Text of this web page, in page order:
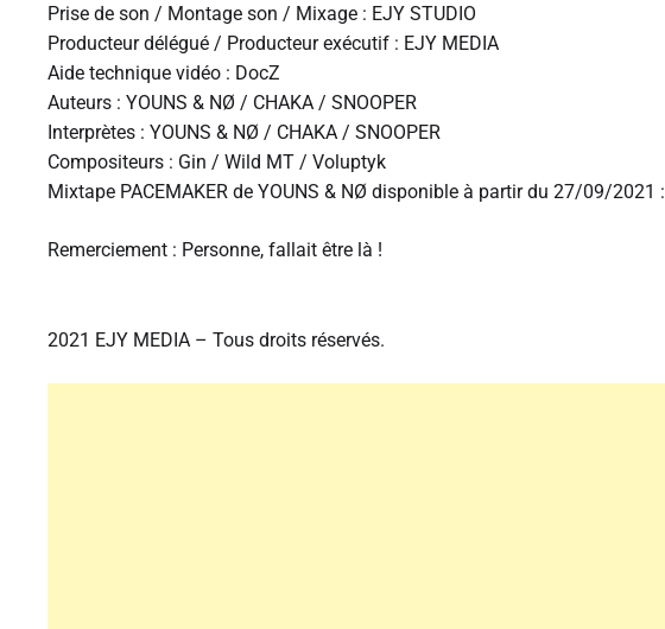
Prise de son / Montage son / Mixage : EJY STUDIO
Producteur délégué / Producteur exécutif : EJY MEDIA
Aide technique vidéo : DocZ
Auteurs : YOUNS & NØ / CHAKA / SNOOPER
Interprètes : YOUNS & NØ / CHAKA / SNOOPER
Compositeurs : Gin / Wild MT / Voluptyk
Mixtape PACEMAKER de YOUNS & NØ disponible à partir du 27/09/2021 :
Remerciement : Personne, fallait être là !
2021 EJY MEDIA – Tous droits réservés.